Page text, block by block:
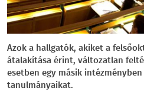
Azok a hallgatók, akiket a
átalakítása érint, változatlan
esetben egy másik
tanulmányaikat.